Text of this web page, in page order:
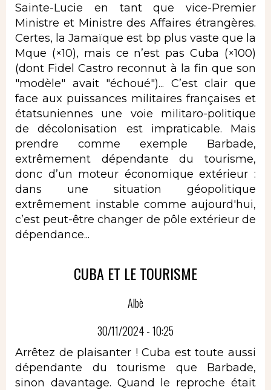
Sainte-Lucie en tant que vice-Premier
Ministre et Ministre des Affaires étrangères.
Certes, la Jamaïque est bp plus vaste que la
Mque (×10), mais ce n’est pas Cuba (×100)
(dont Fidel Castro reconnut à la fin que son
"modèle" avait "échoué")... C’est clair que
face aux puissances militaires françaises et
étatsuniennes une voie militaro-politique
de décolonisation est impraticable. Mais
prendre comme exemple Barbade,
extrêmement dépendante du tourisme,
donc d’un moteur économique extérieur :
dans une situation géopolitique
extrêmement instable comme aujourd'hui,
c’est peut-être changer de pôle extérieur de
dépendance...
CUBA ET LE TOURISME
Albè
30/11/2024 - 10:25
Arrêtez de plaisanter ! Cuba est toute aussi
dépendante du tourisme que Barbade,
sinon davantage. Quand le reproche était